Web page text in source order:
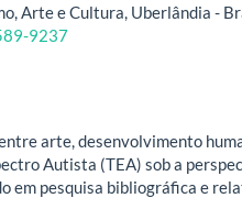
Arte e Cultura, Uberlândia -
9237
arte, desenvolvimento
Autista (TEA) sob a
em pesquisa bibliográfica e